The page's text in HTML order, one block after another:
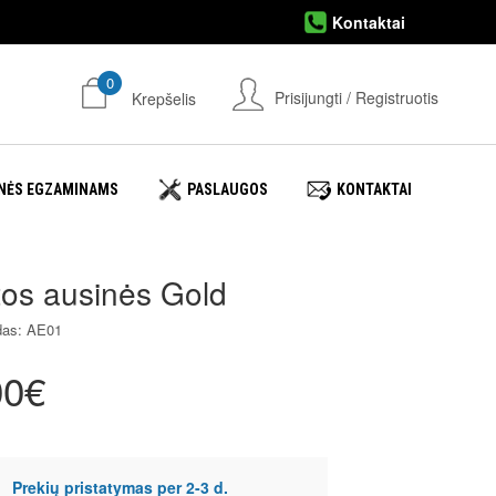
Kontaktai
Prisijungti / Registruotis
Krepšelis
0
EGZAMINAMS PASLAUGOS KONTAKTAI
ausinės Gold
AE01
Prekių pristatymas per 2-3 d.